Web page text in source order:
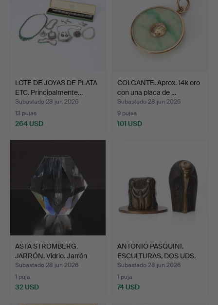
LOTE DE JOYAS DE PLATA
ETC. Principalmente…
Subastado 28 jun 2026
13 pujas
264 USD
COLGANTE. Aprox. 14k oro
con una placa de …
Subastado 28 jun 2026
9 pujas
101 USD
ASTA STRÖMBERG.
JARRÓN. Vidrio. Jarrón
dia…
Subastado 28 jun 2026
1 puja
32 USD
ANTONIO PASQUINI.
ESCULTURAS, DOS UDS.
Bro…
Subastado 28 jun 2026
1 puja
74 USD